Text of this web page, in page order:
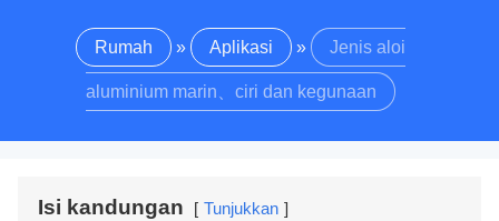
Rumah » Aplikasi » Jenis aloi
aluminium marin、ciri dan kegunaan
Isi kandungan Tunjukkan